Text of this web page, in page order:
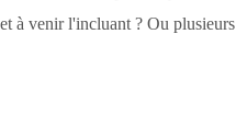
à venir l'incluant ? Ou plusieurs